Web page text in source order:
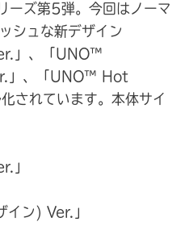
ーズ第5弾。今回はノーマ
シュな新デザイン
」、「UNO™
」、「UNO™ Hot
されています。本体サイ
」
ン) Ver.」